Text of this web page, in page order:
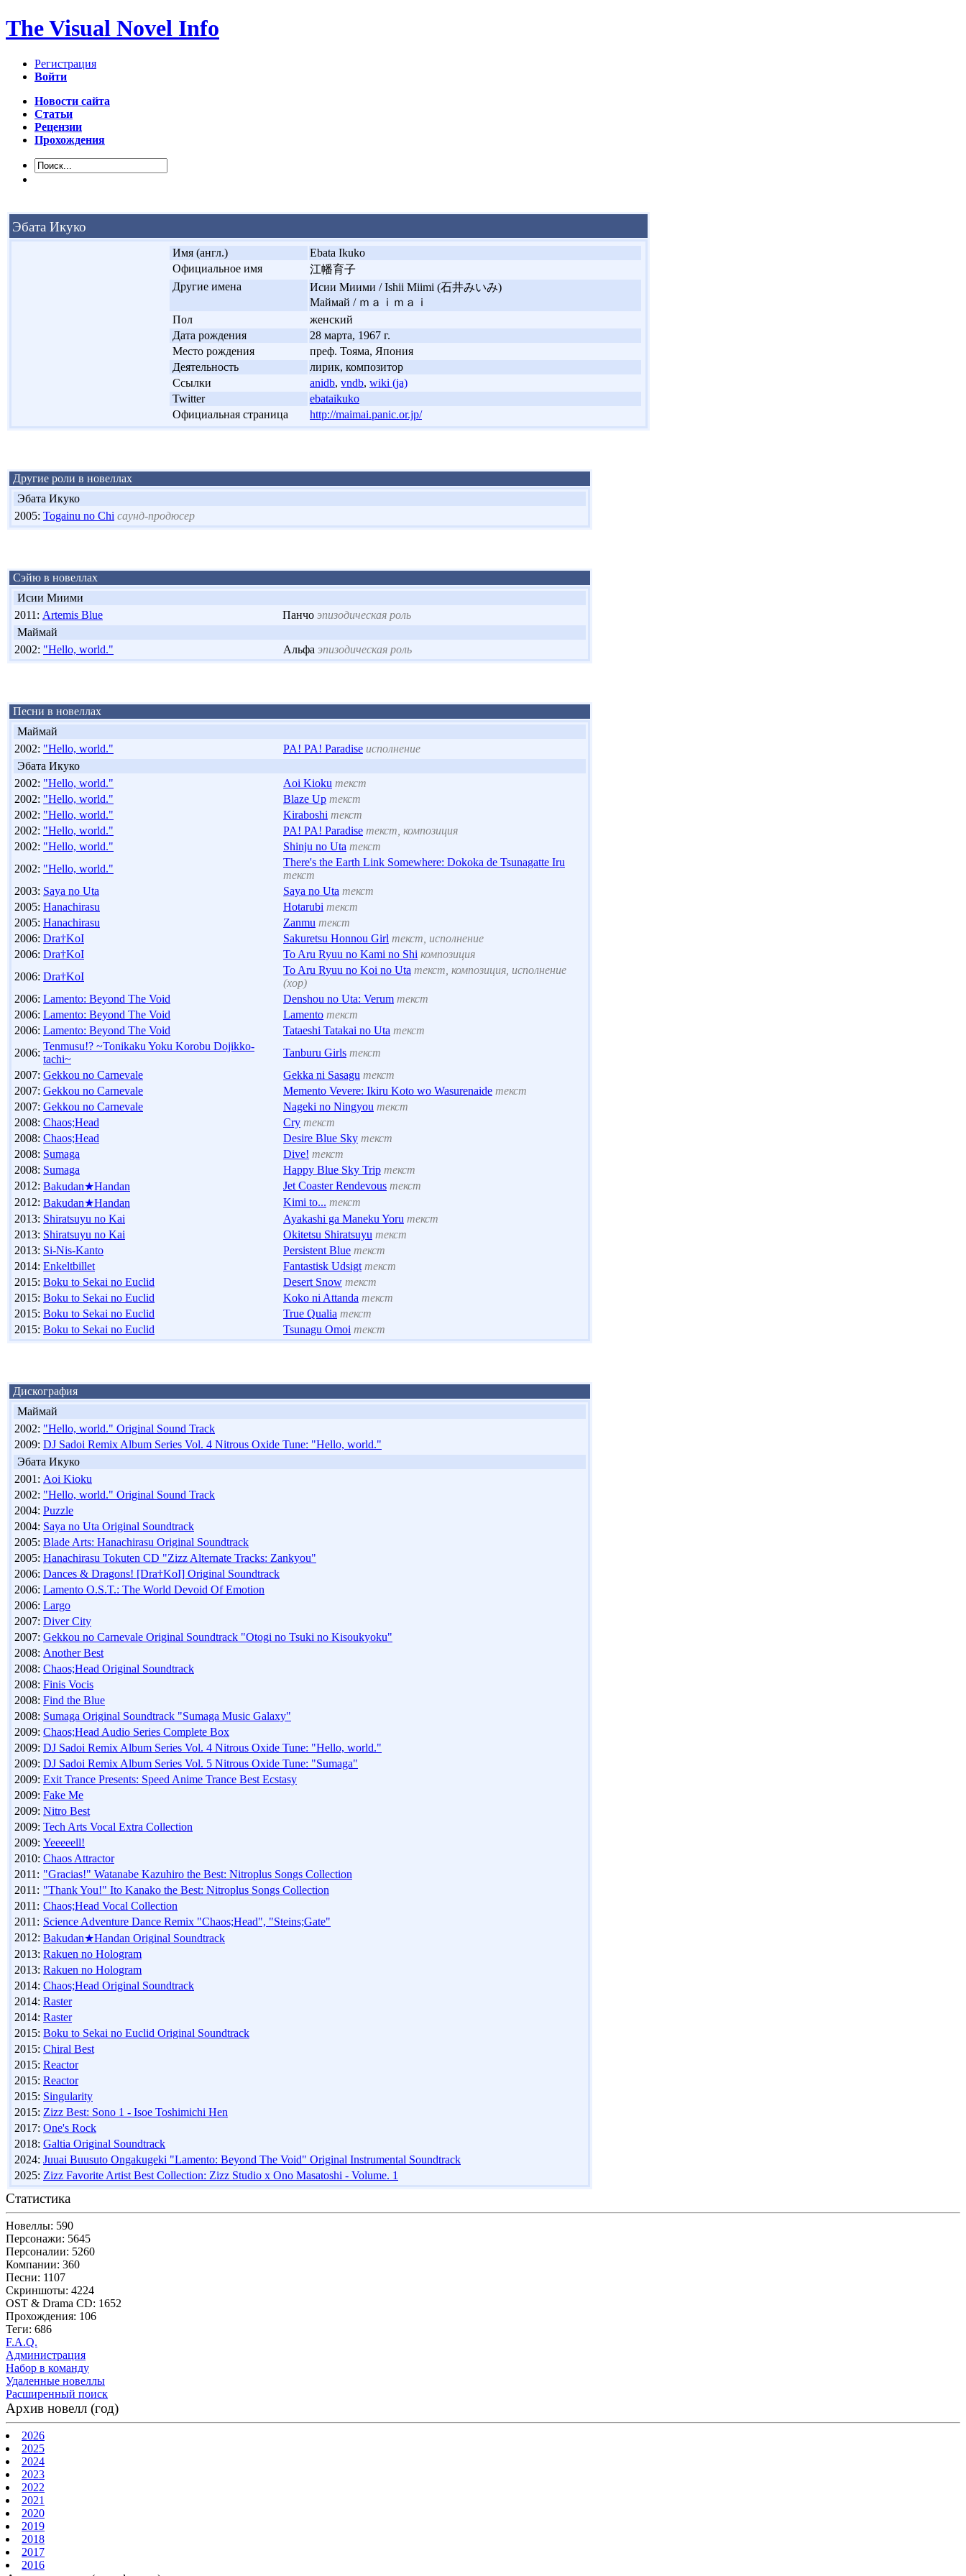
The Visual Novel Info
Регистрация
Войти
Новости сайта
Статьи
Рецензии
Прохождения
Эбата Икуко
Имя (англ.)
Ebata Ikuko
Официальное имя
江幡育子
Другие имена
Исии Миими / Ishii Miimi (石井みいみ)
Маймай / ｍａｉｍａｉ
Пол
женский
Дата рождения
28 марта, 1967 г.
Место рождения
преф. Тояма, Япония
Деятельность
лирик, композитор
Ссылки anidb, vndb, wiki (ja)
Twitter
ebataikuko
Официальная страница http://maimai.panic.or.jp/
Другие роли в новеллах
Эбата Икуко
2005: Togainu no Chi саунд-продюсер
Сэйю в новеллах
Исии Миими
2011: Artemis Blue Панчо эпизодическая роль
Маймай
2002: "Hello, world." Альфа эпизодическая роль
Песни в новеллах
Маймай
2002: "Hello, world." PA! PA! Paradise исполнение
Эбата Икуко
2002: "Hello, world." Aoi Kioku текст
2002: "Hello, world." Blaze Up текст
2002: "Hello, world." Kiraboshi текст
2002: "Hello, world." PA! PA! Paradise текст, композиция
2002: "Hello, world." Shinju no Uta текст
2002: "Hello, world."
There's the Earth Link Somewhere: Dokoka de Tsunagatte Iru
текст
2003: Saya no Uta Saya no Uta текст
2005: Hanachirasu Hotarubi текст
2005: Hanachirasu Zanmu текст
2006: Dra†KoI Sakuretsu Honnou Girl текст, исполнение
2006: Dra†KoI To Aru Ryuu no Kami no Shi композиция
2006: Dra†KoI
To Aru Ryuu no Koi no Uta текст, композиция, исполнение
(хор)
2006: Lamento: Beyond The Void Denshou no Uta: Verum текст
2006: Lamento: Beyond The Void Lamento текст
2006: Lamento: Beyond The Void Tataeshi Tatakai no Uta текст
2006:
Tenmusu!? ~Tonikaku Yoku Korobu Dojikko-
tachi~
Tanburu Girls текст
2007: Gekkou no Carnevale Gekka ni Sasagu текст
2007: Gekkou no Carnevale Memento Vevere: Ikiru Koto wo Wasurenaide текст
2007: Gekkou no Carnevale Nageki no Ningyou текст
2008: Chaos;Head Cry текст
2008: Chaos;Head Desire Blue Sky текст
2008: Sumaga Dive! текст
2008: Sumaga Happy Blue Sky Trip текст
2012: Bakudan★Handan Jet Coaster Rendevous текст
2012: Bakudan★Handan Kimi to... текст
2013: Shiratsuyu no Kai Ayakashi ga Maneku Yoru текст
2013: Shiratsuyu no Kai Okitetsu Shiratsuyu текст
2013: Si-Nis-Kanto Persistent Blue текст
2014: Enkeltbillet Fantastisk Udsigt текст
2015: Boku to Sekai no Euclid Desert Snow текст
2015: Boku to Sekai no Euclid Koko ni Attanda текст
2015: Boku to Sekai no Euclid True Qualia текст
2015: Boku to Sekai no Euclid Tsunagu Omoi текст
Дискография
Маймай
2002: "Hello, world." Original Sound Track
2009: DJ Sadoi Remix Album Series Vol. 4 Nitrous Oxide Tune: "Hello, world."
Эбата Икуко
2001: Aoi Kioku
2002: "Hello, world." Original Sound Track
2004: Puzzle
2004: Saya no Uta Original Soundtrack
2005: Blade Arts: Hanachirasu Original Soundtrack
2005: Hanachirasu Tokuten CD "Zizz Alternate Tracks: Zankyou"
2006: Dances & Dragons! [Dra†KoI] Original Soundtrack
2006: Lamento O.S.T.: The World Devoid Of Emotion
2006: Largo
2007: Diver City
2007: Gekkou no Carnevale Original Soundtrack "Otogi no Tsuki no Kisoukyoku"
2008: Another Best
2008: Chaos;Head Original Soundtrack
2008: Finis Vocis
2008: Find the Blue
2008: Sumaga Original Soundtrack "Sumaga Music Galaxy"
2009: Chaos;Head Audio Series Complete Box
2009: DJ Sadoi Remix Album Series Vol. 4 Nitrous Oxide Tune: "Hello, world."
2009: DJ Sadoi Remix Album Series Vol. 5 Nitrous Oxide Tune: "Sumaga"
2009: Exit Trance Presents: Speed Anime Trance Best Ecstasy
2009: Fake Me
2009: Nitro Best
2009: Tech Arts Vocal Extra Collection
2009: Yeeeeell!
2010: Chaos Attractor
2011: "Gracias!" Watanabe Kazuhiro the Best: Nitroplus Songs Collection
2011: "Thank You!" Ito Kanako the Best: Nitroplus Songs Collection
2011: Chaos;Head Vocal Collection
2011: Science Adventure Dance Remix "Chaos;Head", "Steins;Gate"
2012: Bakudan★Handan Original Soundtrack
2013: Rakuen no Hologram
2013: Rakuen no Hologram
2014: Chaos;Head Original Soundtrack
2014: Raster
2014: Raster
2015: Boku to Sekai no Euclid Original Soundtrack
2015: Chiral Best
2015: Reactor
2015: Reactor
2015: Singularity
2015: Zizz Best: Sono 1 - Isoe Toshimichi Hen
2017: One's Rock
2018: Galtia Original Soundtrack
2024: Juuai Buusuto Ongakugeki "Lamento: Beyond The Void" Original Instrumental Soundtrack
2025: Zizz Favorite Artist Best Collection: Zizz Studio x Ono Masatoshi - Volume. 1
Статистика
Новеллы: 590
Персонажи: 5645
Персоналии: 5260
Компании: 360
Песни: 1107
Скриншоты: 4224
OST & Drama CD: 1652
Прохождения: 106
Теги: 686
F.A.Q.
Администрация
Набор в команду
Удаленные новеллы
Расширенный поиск
Архив новелл (год)
2026
2025
2024
2023
2022
2021
2020
2019
2018
2017
2016